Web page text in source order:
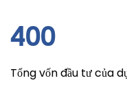
400
Tổng vốn đầu tư của